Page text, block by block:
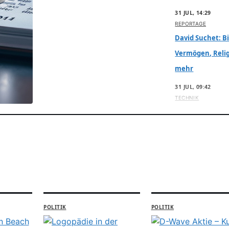
31 JUL, 14:29
REPORTAGE
David Suchet:
Vermögen,
mehr
31 JUL, 09:42
TECHNIK
Suzanne von
31 JUL, 00:11
POLITIK POLITIK